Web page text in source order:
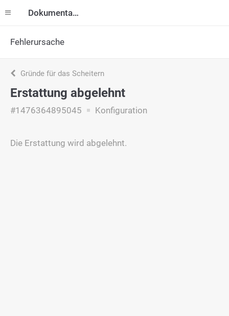
Dokumentation
Fehlerursache
Gründe für das Scheitern
Erstattung abgelehnt
#1476364895045 Konfiguration
Die Erstattung wird abgelehnt.